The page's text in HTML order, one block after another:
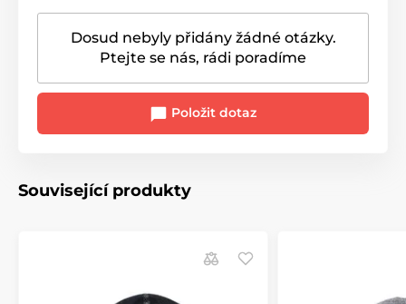
Dosud nebyly přidány žádné otázky.
Ptejte se nás, rádi poradíme
Položit dotaz
Související produkty